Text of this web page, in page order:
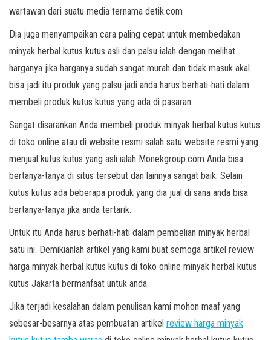
wartawan dari suatu media ternama detik.com
Dia juga menyampaikan cara paling cepat untuk membedakan
minyak herbal kutus kutus asli dan palsu ialah dengan melihat
harganya jika harganya sudah sangat murah dan tidak masuk akal
bisa jadi itu produk yang palsu jadi anda harus berhati-hati dalam
membeli produk kutus kutus yang ada di pasaran.
Sangat disarankan Anda membeli produk minyak herbal kutus kutus
di toko online atau di website resmi salah satu website resmi yang
menjual kutus kutus yang asli ialah Monekgroup.com Anda bisa
bertanya-tanya di situs tersebut dan lainnya sangat baik. Selain
kutus kutus ada beberapa produk yang dia jual di sana anda bisa
bertanya-tanya jika anda tertarik.
Untuk itu Anda harus berhati-hati dalam pembelian minyak herbal
satu ini. Demikianlah artikel yang kami buat semoga artikel review
harga minyak herbal kutus kutus di toko online minyak herbal kutus
kutus Jakarta bermanfaat untuk anda.
Jika terjadi kesalahan dalam penulisan kami mohon maaf yang
sebesar-besarnya atas pembuatan artikel review harga minyak